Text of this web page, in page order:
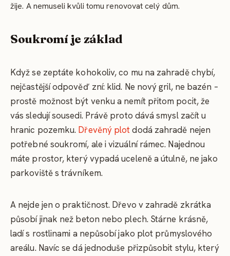
žije. A nemuseli kvůli tomu renovovat celý dům.
Soukromí je základ
Když se zeptáte kohokoliv, co mu na zahradě chybí,
nejčastější odpověď zní: klid. Ne nový gril, ne bazén –
prostě možnost být venku a nemít přitom pocit, že
vás sledují sousedi. Právě proto dává smysl začít u
hranic pozemku. Dřevěný plotdodá zahradě nejen
potřebné soukromí, ale i vizuální rámec. Najednou
máte prostor, který vypadá uceleně a útulně, ne jako
parkoviště s trávníkem.
A nejde jen o praktičnost. Dřevo v zahradě zkrátka
působí jinak než beton nebo plech. Stárne krásně,
ladí s rostlinami a nepůsobí jako plot průmyslového
areálu. Navíc se dá jednoduše přizpůsobit stylu, který